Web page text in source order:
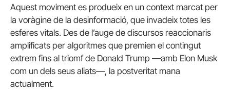
Aquest moviment es produeix en un context marcat per
la voràgine de la desinformació, que invadeix totes les
esferes vitals. Des de l’auge de discursos reaccionaris
amplificats per algoritmes que premien el contingut
extrem fins al triomf de Donald Trump —amb Elon Musk
com un dels seus aliats—, la postveritat mana
actualment.